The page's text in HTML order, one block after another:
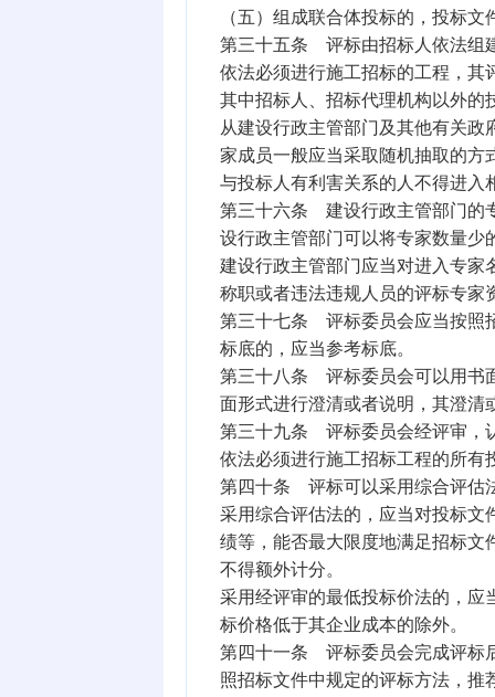
（五）组成联合体投标的，投标
第三十五条 评标由招标人依法组
依法必须进行施工招标的工程，其
其中招标人、招标代理机构以外的
从建设行政主管部门及其他有关
家成员一般应当采取随机抽取的方
与投标人有利害关系的人不得进入
第三十六条 建设行政主管部门的
设行政主管部门可以将专家数量少
建设行政主管部门应当对进入专家
称职或者违法违规人员的评标专家
第三十七条 评标委员会应当按照
标底的，应当参考标底。
第三十八条 评标委员会可以用书
面形式进行澄清或者说明，其澄清
第三十九条 评标委员会经评审，
依法必须进行施工招标工程的所有
第四十条 评标可以采用综合评估
采用综合评估法的，应当对投标文
绩等，能否最大限度地满足招标文
不得额外计分。
采用经评审的最低投标价法的，应
标价格低于其企业成本的除外。
第四十一条 评标委员会完成评标
照招标文件中规定的评标方法，推